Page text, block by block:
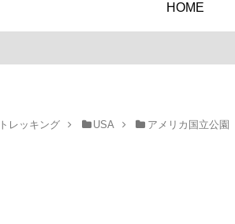
HOME
トレッキング USA アメリカ国立公園